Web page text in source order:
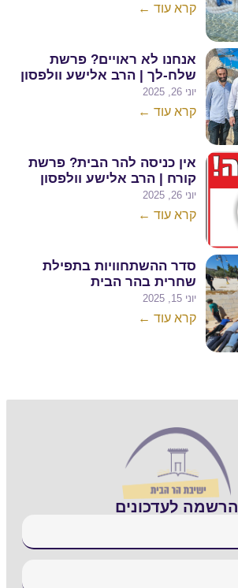
קרא עוד ←
אנחנו לא ראויים? פרשת
שלח-לך | הרב אלישע וולפסון
יוני 26, 2025
קרא עוד ←
אין כניסה להר הבית? פרשת
קורח | הרב אלישע וולפסון
יוני 26, 2025
קרא עוד ←
סדר ההשתחוויות בתפילת
שחרית בהר הבית
יוני 15, 2025
קרא עוד ←
הרשמה לעדכונים